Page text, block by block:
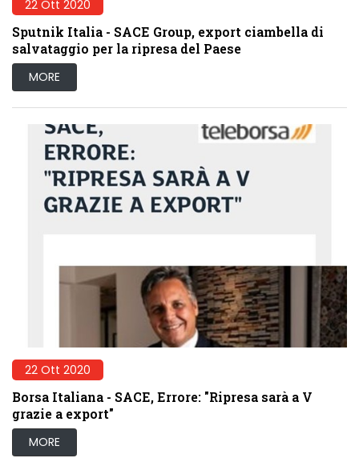
22 Ott 2020
Sputnik Italia - SACE Group, export ciambella di
salvataggio per la ripresa del Paese
MORE
22 Ott 2020
Borsa Italiana - SACE, Errore: "Ripresa sarà a V
grazie a export"
MORE